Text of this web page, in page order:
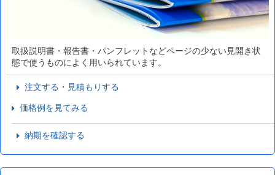
取扱説明書・報告書・パンフレットなどページの少ない見開き状
態で使うものによく用いられています。
注文する・見積もりする
価格例を見てみる
納期を確認する